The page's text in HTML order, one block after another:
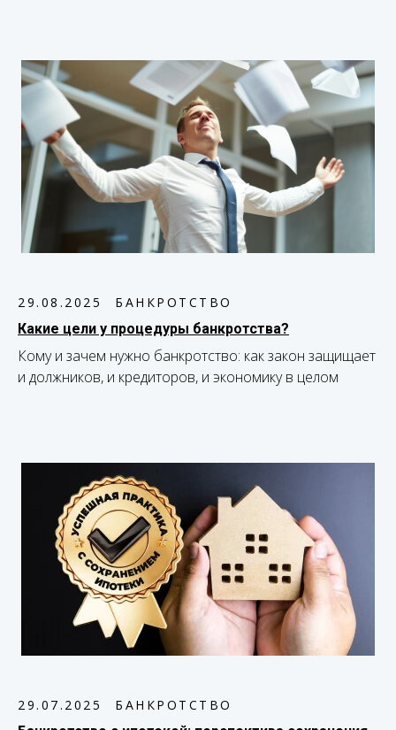
29.08.2025
БАНКРОТСТВО
Какие цели у процедуры банкротства?
Кому и зачем нужно банкротство: как закон защищает
и должников, и кредиторов, и экономику в целом
29.07.2025
БАНКРОТСТВО